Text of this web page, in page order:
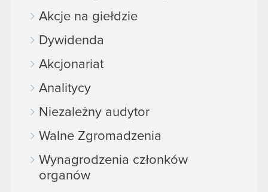
Akcje na giełdzie
Dywidenda
Akcjonariat
Analitycy
Niezależny audytor
Walne Zgromadzenia
Wynagrodzenia członków
organów